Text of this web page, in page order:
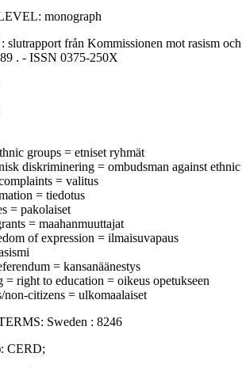
monograph
slutrapport från Kommissionen mot rasism
. - ISSN 0375-250X
groups = etniset ryhmät
diskriminering = ombudsman against
= valitus
= tiedotus
= pakolaiset
= maahanmuuttajat
of expression = ilmaisuvapaus
= kansanäänestys
right to education = oikeus opetukseen
citizens = ulkomaalaiset
Sweden : 8246
CERD;